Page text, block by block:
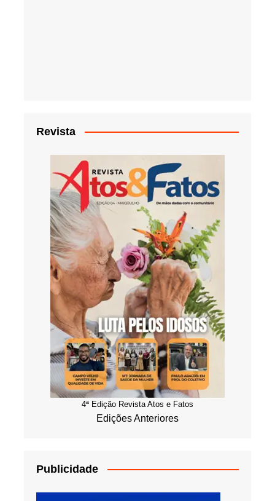
Revista
4ª Edição Revista Atos e Fatos
Edições Anteriores
Publicidade